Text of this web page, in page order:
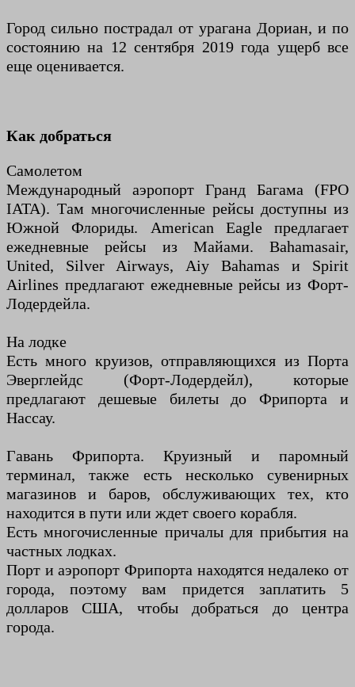
Город сильно пострадал от урагана Дориан, и по
состоянию на 12 сентября 2019 года ущерб все
еще оценивается.
Как добраться
Самолетом
Международный аэропорт Гранд Багама (FPO
IATA). Там многочисленные рейсы доступны из
Южной Флориды. American Eagle предлагает
ежедневные рейсы из Майами. Bahamasair,
United, Silver Airways, Aiy Bahamas и Spirit
Airlines предлагают ежедневные рейсы из Форт-
Лодердейла.
На лодке
Есть много круизов, отправляющихся из Порта
Эверглейдс (Форт-Лодердейл), которые
предлагают дешевые билеты до Фрипорта и
Нассау.
Гавань Фрипорта. Круизный и паромный
терминал, также есть несколько сувенирных
магазинов и баров, обслуживающих тех, кто
находится в пути или ждет своего корабля.
Есть многочисленные причалы для прибытия на
частных лодках.
Порт и аэропорт Фрипорта находятся недалеко от
города, поэтому вам придется заплатить 5
долларов США, чтобы добраться до центра
города.